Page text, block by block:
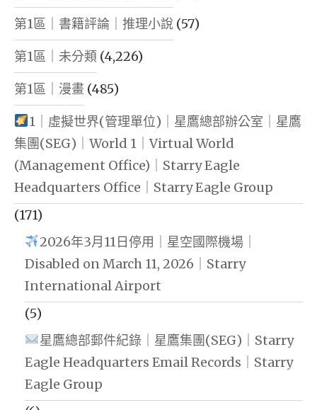
第1區｜書籍評論｜推理小說 (57)
第1區｜未分類 (4,226)
第1區｜漫畫 (485)
1｜虛擬世界(管理單位)｜星鷹總部辦公室｜星鷹
集團(SEG)｜World 1｜Virtual World
(Management Office)｜Starry Eagle
Headquarters Office｜Starry Eagle Group
(171)
2026年3月11日停用｜星空國際機場｜
Disabled on March 11, 2026｜Starry
International Airport
(5)
星鷹總部郵件紀錄｜星鷹集團(SEG)｜Starry
Eagle Headquarters Email Records｜Starry
Eagle Group